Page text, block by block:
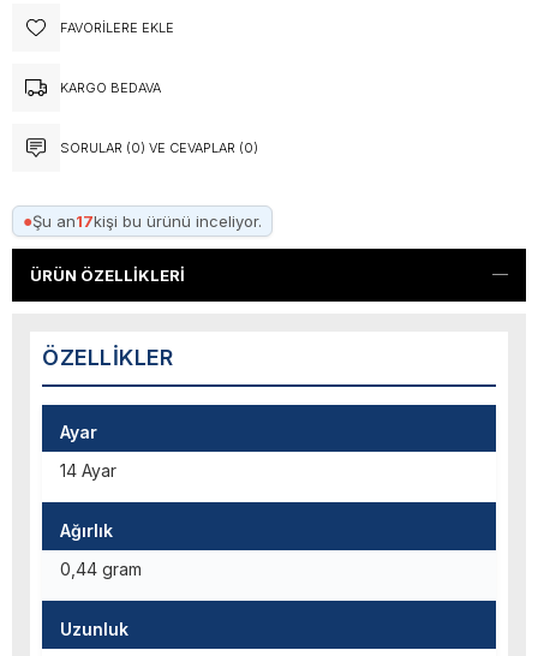
FAVORILERE EKLE
KARGO BEDAVA
SORULAR (0) VE CEVAPLAR (0)
●Şu an17kişi bu ürünü inceliyor.
ÜRÜN ÖZELLIKLERI
ÖZELLIKLER
Ayar
14 Ayar
Ağırlık
0,44 gram
Uzunluk